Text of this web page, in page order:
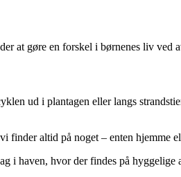
at gøre en forskel i børnenes liv ved
ud i plantagen eller langs
finder altid på noget – enten hjemme
i haven, hvor der findes på hyggelige